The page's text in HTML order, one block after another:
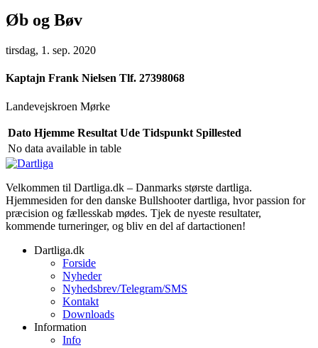
Øb og Bøv
tirsdag, 1. sep. 2020
Kaptajn Frank Nielsen Tlf. 27398068
Landevejskroen Mørke
Dato Hjemme Resultat Ude Tidspunkt Spillested
No data available in table
Velkommen til Dartliga.dk – Danmarks største dartliga.
Hjemmesiden for den danske Bullshooter dartliga, hvor passion for
præcision og fællesskab mødes. Tjek de nyeste resultater,
kommende turneringer, og bliv en del af dartactionen!
Dartliga.dk
Forside
Nyheder
Nyhedsbrev/Telegram/SMS
Kontakt
Downloads
Information
Info